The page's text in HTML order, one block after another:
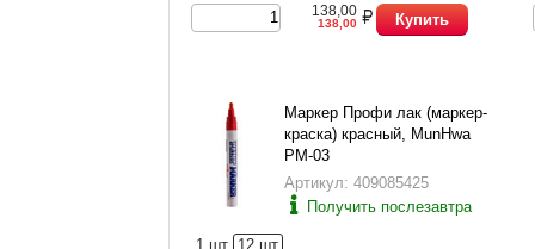
138,00
138,00 Купить
Маркер Профи лак (маркер-
краска) красный, MunHwa
PM-03
Артикул: 409085425
Получить послезавтра
1 шт 12 шт